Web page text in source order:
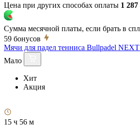
Цена при других способах оплаты 1 287
Сумма месячной платы, если брать в
59 бонусов
Мячи для падел тенниса Bullpadel
Мало
Хит
Акция
15 ч 56 м